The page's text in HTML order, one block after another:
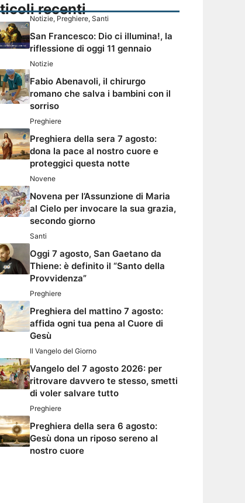
recenti
Notizie, Preghiere, Santi
San Francesco: Dio ci illumina!, la
riflessione di oggi 11 gennaio
Notizie
Fabio Abenavoli, il chirurgo
romano che salva i bambini con il
sorriso
Preghiere
Preghiera della sera 7 agosto:
dona la pace al nostro cuore e
proteggici questa notte
Novene
Novena per l’Assunzione di Maria
al Cielo per invocare la sua grazia,
secondo giorno
Santi
Oggi 7 agosto, San Gaetano da
Thiene: è definito il “Santo della
Provvidenza”
Preghiere
Preghiera del mattino 7 agosto:
affida ogni tua pena al Cuore di
Gesù
Il Vangelo del Giorno
Vangelo del 7 agosto 2026: per
ritrovare davvero te stesso, smetti
di voler salvare tutto
Preghiere
Preghiera della sera 6 agosto:
Gesù dona un riposo sereno al
nostro cuore